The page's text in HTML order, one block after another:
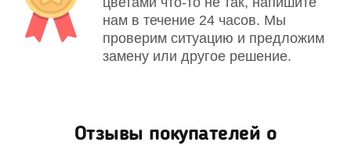
нам в течение 24 часов. Мы
проверим ситуацию и предложим
замену или другое решение.
Отзывы покупателей о